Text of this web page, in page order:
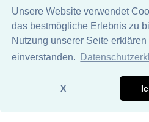
Unsere Website verwendet
das bestmögliche Erlebnis zu
Nutzung unserer Seite
einverstanden.
X
Wörter mit Endung -
anderen Artikelder: 0
89% unserer Spielapp-Nutzer
Wir übernehmen keine Garantie
Richtigkeit und Vollständigkeit